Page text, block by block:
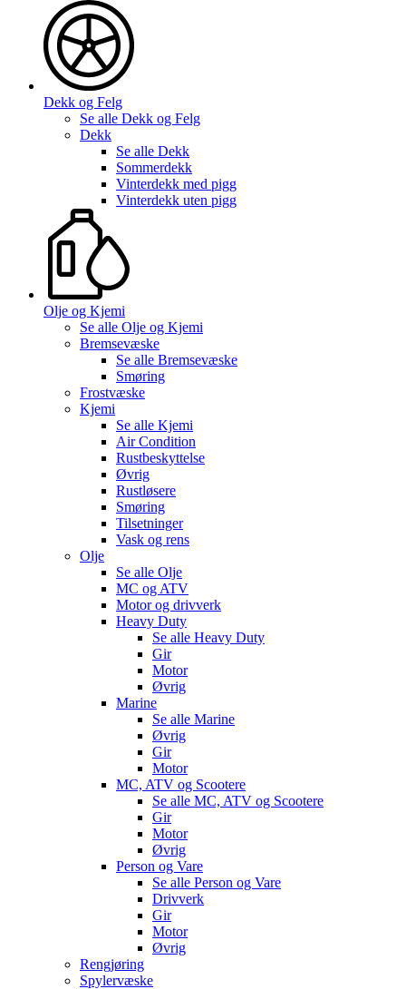
Dekk og Felg
Se alle Dekk og Felg
Dekk
Se alle Dekk
Sommerdekk
Vinterdekk med pigg
Vinterdekk uten pigg
Olje og Kjemi
Se alle Olje og Kjemi
Bremsevæske
Se alle Bremsevæske
Smøring
Frostvæske
Kjemi
Se alle Kjemi
Air Condition
Rustbeskyttelse
Øvrig
Rustløsere
Smøring
Tilsetninger
Vask og rens
Olje
Se alle Olje
MC og ATV
Motor og drivverk
Heavy Duty
Se alle Heavy Duty
Gir
Motor
Øvrig
Marine
Se alle Marine
Øvrig
Gir
Motor
MC, ATV og Scootere
Se alle MC, ATV og Scootere
Gir
Motor
Øvrig
Person og Vare
Se alle Person og Vare
Drivverk
Gir
Motor
Øvrig
Rengjøring
Spylervæske